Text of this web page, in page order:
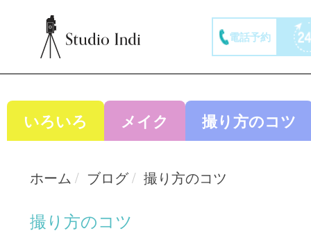
電話予約
いろいろ メイク 撮り方のコツ
ホーム ブログ 撮り方のコツ
撮り方のコツ